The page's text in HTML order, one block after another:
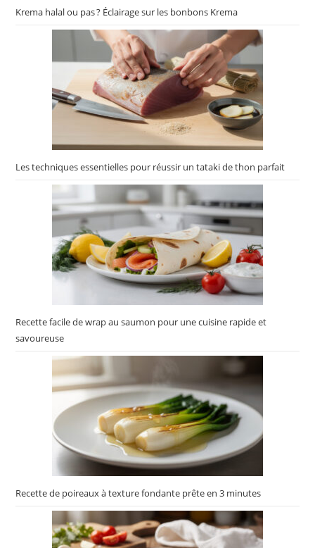
Krema halal ou pas ? Éclairage sur les bonbons Krema
Les techniques essentielles pour réussir un tataki de thon parfait
Recette facile de wrap au saumon pour une cuisine rapide et
savoureuse
Recette de poireaux à texture fondante prête en 3 minutes